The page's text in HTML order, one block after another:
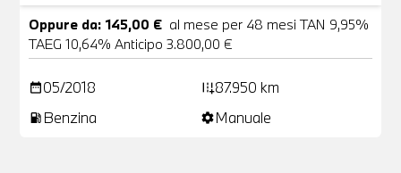
Oppure da: 145,00 € al mese per 48 mesi TAN 9,95%
TAEG 10,64% Anticipo 3.800,00 €
date_range05/2018 add_road87.950 km
local_gas_station Benzina settingsManuale